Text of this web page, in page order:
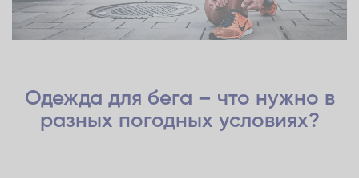
Одежда для бега – что нужно в
разных погодных условиях?